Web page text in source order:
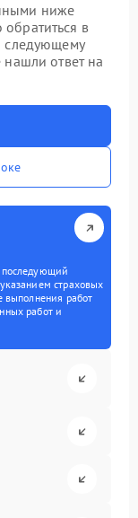
ниже
в
следующему
нашли ответ на
последующий
страховых
выполнения работ
работ и